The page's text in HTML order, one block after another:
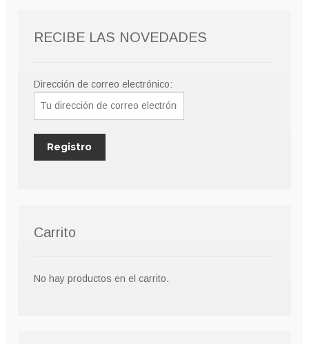
RECIBE LAS NOVEDADES
Dirección de correo electrónico:
Carrito
No hay productos en el carrito.